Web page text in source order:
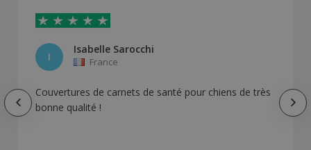
I
Isabelle Sarocchi
France
Couvertures de carnets de santé pour chiens de très
bonne qualité !